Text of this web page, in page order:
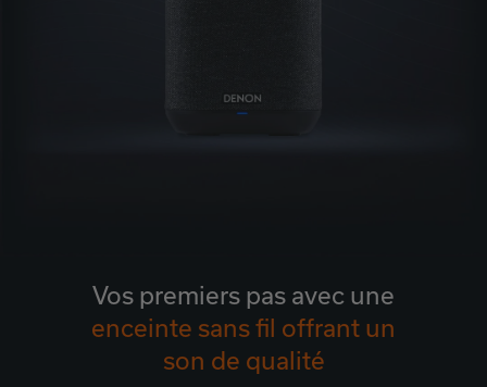
Vos premiers pas avec une
enceinte sans fil offrant un
son de qualité